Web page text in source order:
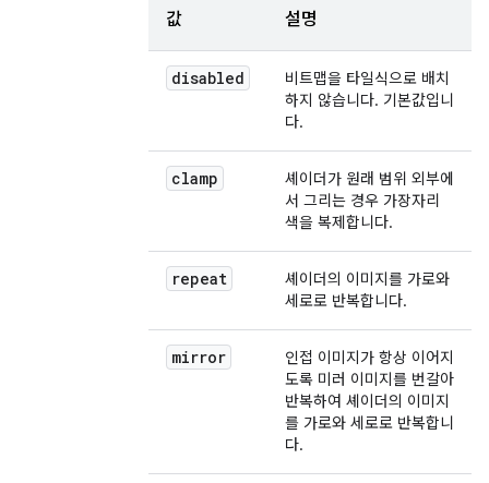
값 설명
disabled
비트맵을 타일식으로 배치
하지 않습니다. 기본값입니
다.
clamp
셰이더가 원래 범위 외부에
서 그리는 경우 가장자리
색을 복제합니다.
repeat
셰이더의 이미지를 가로와
세로로 반복합니다.
mirror
인접 이미지가 항상 이어지
도록 미러 이미지를 번갈아
반복하여 셰이더의 이미지
를 가로와 세로로 반복합니
다.